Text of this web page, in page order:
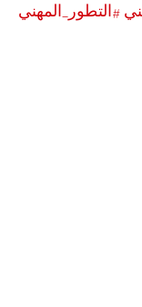
#التطور_المهني